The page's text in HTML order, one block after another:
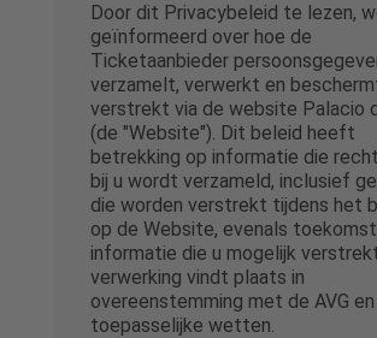
Door dit Privacybeleid te lezen,
geïnformeerd over hoe de
Ticketaanbieder
verzamelt, verwerkt en
verstrekt via de website Palacio
(de "Website"). Dit beleid heeft
betrekking op informatie die
bij u wordt verzameld, inclusief
die worden verstrekt tijdens het
op de Website, evenals
informatie die u mogelijk
verwerking vindt plaats in
overeenstemming met de AVG
toepasselijke wetten.